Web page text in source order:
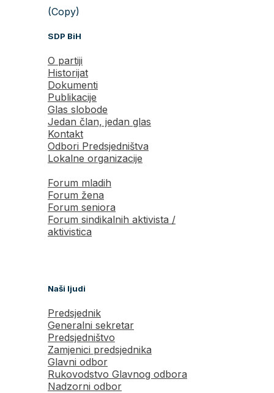
(Copy)
SDP BiH
O partiji
Historijat
Dokumenti
Publikacije
Glas slobode
Jedan član, jedan glas
Kontakt
Odbori Predsjedništva
Lokalne organizacije
Forum mladih
Forum žena
Forum seniora
Forum sindikalnih aktivista /
aktivistica
Naši ljudi
Predsjednik
Generalni sekretar
Predsjedništvo
Zamjenici predsjednika
Glavni odbor
Rukovodstvo Glavnog odbora
Nadzorni odbor